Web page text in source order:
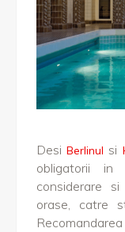
DesiBerlinul si
obligatorii
considerare
orase, catre